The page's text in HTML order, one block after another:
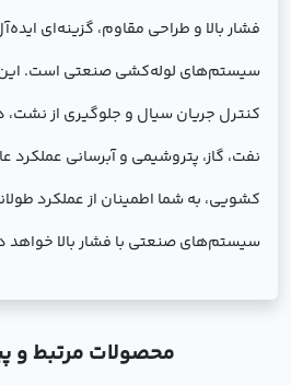
فشار بالا و طراحی مقاوم، گزینه‌ای
سیستم‌های لوله‌کشی صنعتی است.
کنترل جریان سیال و جلوگیری از نشت،
نفت، گاز، پتروشیمی و آبرسانی عملکرد
کشویی، به شما اطمینان از عملکرد
سیستم‌های صنعتی با فشار بالا خواهد
محصولات مرتبط و